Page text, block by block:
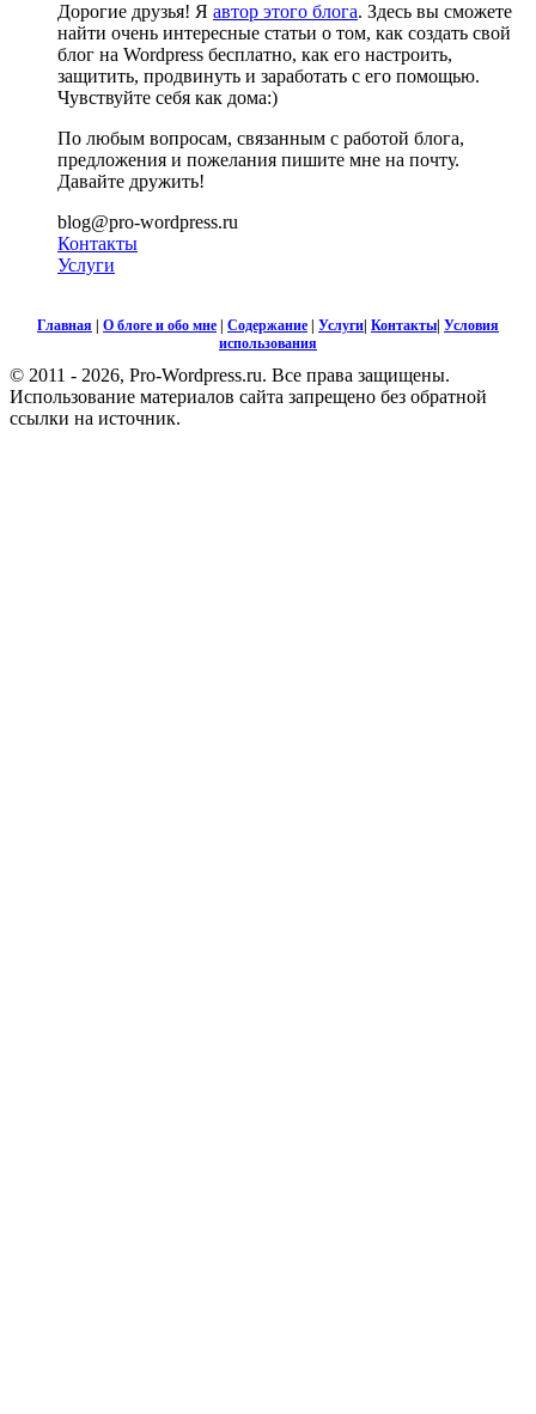
Дорогие друзья! Я автор этого блога. Здесь вы сможете
найти очень интересные статьи о том, как создать свой
блог на Wordpress бесплатно, как его настроить,
защитить, продвинуть и заработать с его помощью.
Чувствуйте себя как дома:)
По любым вопросам, связанным с работой блога,
предложения и пожелания пишите мне на почту.
Давайте дружить!
blog@pro-wordpress.ru
Контакты
Услуги
Главная О блоге и обо мне Содержание Услуги Контакты Условия
использования
© 2011 - 2026, Pro-Wordpress.ru. Все права защищены.
Использование материалов сайта запрещено без обратной
ссылки на источник.